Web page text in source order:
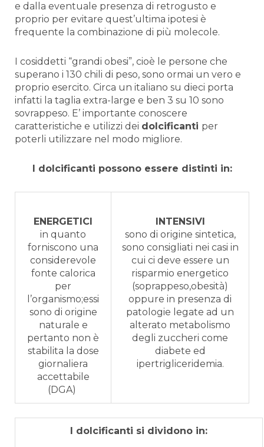
e dalla eventuale presenza di retrogusto e
proprio per evitare quest’ultima ipotesi è
frequente la combinazione di più molecole.
I cosiddetti “grandi obesi”, cioè le persone che
superano i 130 chili di peso, sono ormai un vero e
proprio esercito. Circa un italiano su dieci porta
infatti la taglia extra-large e ben 3 su 10 sono
sovrappeso. E’ importante conoscere
caratteristiche e utilizzi dei dolcificanti per
poterli utilizzare nel modo migliore.
I dolcificanti possono essere distinti in:
ENERGETICI
in quanto
forniscono una
considerevole
fonte calorica
per
l’organismo;essi
sono di origine
naturale e
pertanto non è
stabilita la dose
giornaliera
accettabile
(DGA)
INTENSIVI
sono di origine sintetica,
sono consigliati nei casi in
cui ci deve essere un
risparmio energetico
(soprappeso,obesità)
oppure in presenza di
patologie legate ad un
alterato metabolismo
degli zuccheri come
diabete ed
ipertrigliceridemia.
I dolcificanti si dividono in: